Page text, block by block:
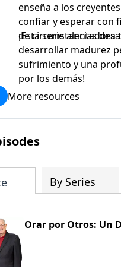
enseña a los
confiar y esperar con
de circunstancias
¡Esta serie alentadora
desarrollar madurez
sufrimiento y una
por los demás!
More resources
By Series
Orar por Otros: Un